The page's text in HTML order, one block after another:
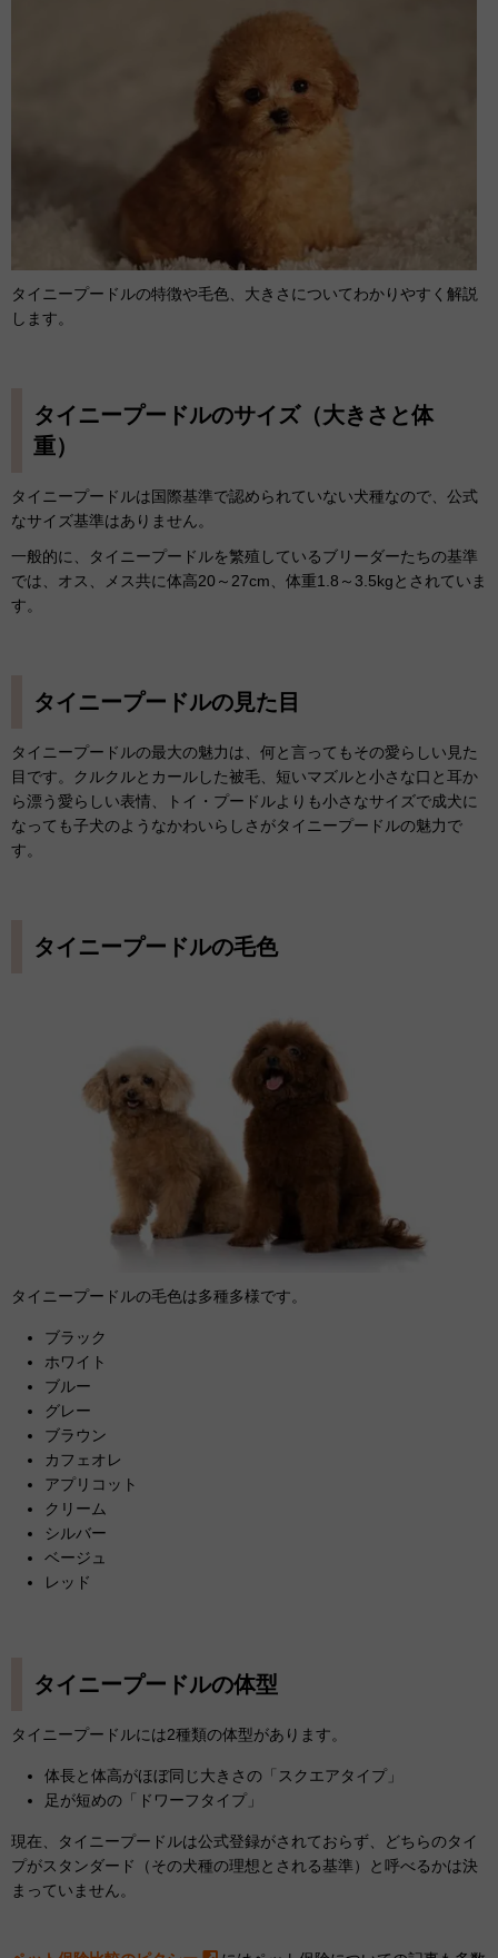
タイニープードルの特徴や毛色、大きさについてわかりやすく解説
します。
タイニープードルのサイズ（大きさと体
重）
タイニープードルは国際基準で認められていない犬種なので、公式
なサイズ基準はありません。
一般的に、タイニープードルを繁殖しているブリーダーたちの基準
では、オス、メス共に体高20～27cm、体重1.8～3.5kgとされていま
す。
タイニープードルの見た目
タイニープードルの最大の魅力は、何と言ってもその愛らしい見た
目です。クルクルとカールした被毛、短いマズルと小さな口と耳か
ら漂う愛らしい表情、トイ・プードルよりも小さなサイズで成犬に
なっても子犬のようなかわいらしさがタイニープードルの魅力で
す。
タイニープードルの毛色
タイニープードルの毛色は多種多様です。
ブラック
ホワイト
ブルー
グレー
ブラウン
カフェオレ
アプリコット
クリーム
シルバー
ベージュ
レッド
タイニープードルの体型
タイニープードルには2種類の体型があります。
体長と体高がほぼ同じ大きさの「スクエアタイプ」
足が短めの「ドワーフタイプ」
現在、タイニープードルは公式登録がされておらず、どちらのタイ
プがスタンダード（その犬種の理想とされる基準）と呼べるかは決
まっていません。